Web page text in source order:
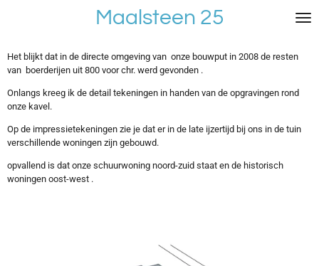
de
hoofdinhoud
Maalsteen 25
Het blijkt dat in de directe omgeving van onze bouwput in 2008 de resten
van boerderijen uit 800 voor chr. werd gevonden .
Onlangs kreeg ik de detail tekeningen in handen van de opgravingen rond
onze kavel.
Op de impressietekeningen zie je dat er in de late ijzertijd bij ons in de tuin
verschillende woningen zijn gebouwd.
opvallend is dat onze schuurwoning noord-zuid staat en de historisch
woningen oost-west .